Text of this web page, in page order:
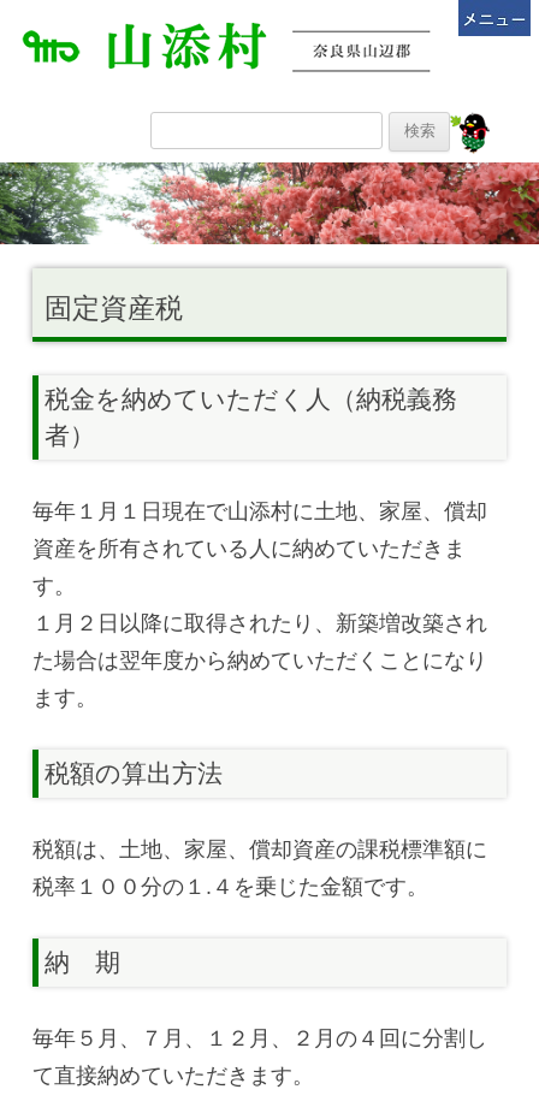
固定資産税
税金を納めていただく人（納税義務
者）
毎年１月１日現在で山添村に土地、家屋、償却
資産を所有されている人に納めていただきま
す。
１月２日以降に取得されたり、新築増改築され
た場合は翌年度から納めていただくことになり
ます。
税額の算出方法
税額は、土地、家屋、償却資産の課税標準額に
税率１００分の１.４を乗じた金額です。
納 期
毎年５月、７月、１２月、２月の４回に分割し
て直接納めていただきます。